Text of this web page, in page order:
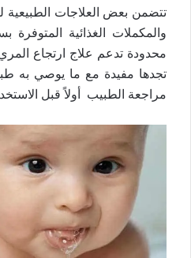
تتضمن بعض العلاجات
والمكملات الغذائية المتوفرة
محدودة تدعم علاج ارتجاع
تجدها مفيدة مع ما يوصي به
مراجعة الطبيب أولاً قبل